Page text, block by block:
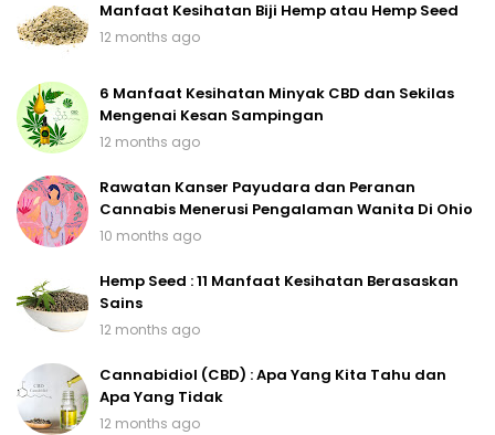
Manfaat Kesihatan Biji Hemp atau Hemp Seed
12 months ago
6 Manfaat Kesihatan Minyak CBD dan Sekilas
Mengenai Kesan Sampingan
12 months ago
Rawatan Kanser Payudara dan Peranan
Cannabis Menerusi Pengalaman Wanita Di Ohio
10 months ago
Hemp Seed : 11 Manfaat Kesihatan Berasaskan
Sains
12 months ago
Cannabidiol (CBD) : Apa Yang Kita Tahu dan
Apa Yang Tidak
12 months ago